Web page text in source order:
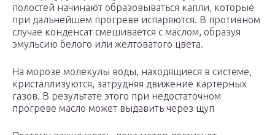
полостей начинают образовываться капли, которые
при дальнейшем прогреве испаряются. В противном
случае конденсат смешивается с маслом, образуя
эмульсию белого или желтоватого цвета.
На морозе молекулы воды, находящиеся в системе,
кристаллизуются, затрудняя движение картерных
газов. В результате этого при недостаточном
прогреве масло может выдавить через щуп